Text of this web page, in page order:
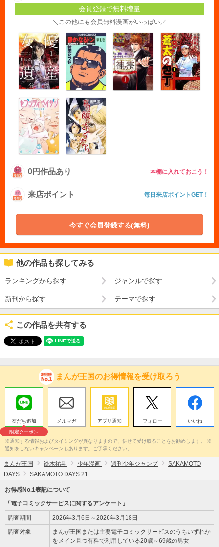
会員登録で無料増量
＼この他にも会員無料漫画がいっぱい／
0円作品あり 本棚に入れておこう！
来店ポイント 毎日来店ポイントGET！
今すぐ会員登録する(無料)
他の作品も探してみる
ランキングから探す ジャンルで探す
新刊から探す テーマで探す
この作品を共有する
まんが王国のお得情報を受け取ろう
友だち追加
限定クーポン
メルマガ アプリ通知 フォロー いいね
※通知する情報およびタイミングが異なりますので、併せて受け取ることをお勧めします。 ※
通知をしないキャンペーンもあります。ご了承ください。
まんが王国 鈴木祐斗 少年漫画 週刊少年ジャンプ
SAKAMOTO
DAYS
SAKAMOTO DAYS 21
お得感No.1表記について
「電子コミックサービスに関するアンケート」
調査期間 2026年3月6日～2026年3月18日
調査対象
まんが王国または主要電子コミックサービスのうちいずれか
をメイン且つ有料で利用している20歳～69歳の男女